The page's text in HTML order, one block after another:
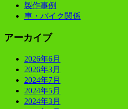
製作事例
車・バイク関係
アーカイブ
2026年6月
2026年3月
2024年7月
2024年5月
2024年3月